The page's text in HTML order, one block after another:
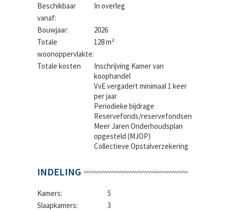
Beschikbaar
vanaf:
In overleg
Bouwjaar:
2026
Totale
woonoppervlakte:
128 m²
Totale kosten
Inschrijving Kamer van
koophandel
VvE vergadert minimaal 1 keer
per jaar
Periodieke bijdrage
Reservefonds/reservefondsen
Meer Jaren Onderhoudsplan
opgesteld (MJOP)
Collectieve Opstalverzekering
INDELING
Kamers:
5
Slaapkamers:
3